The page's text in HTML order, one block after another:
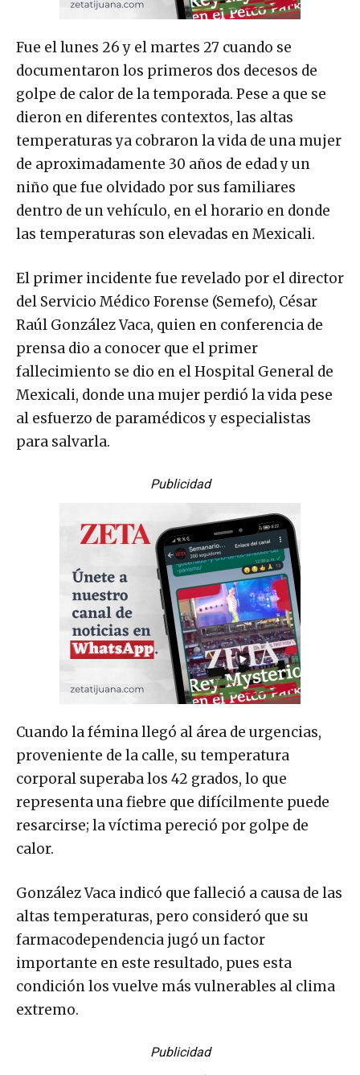
Fue el lunes 26 y el martes 27 cuando se
documentaron los primeros dos decesos de
golpe de calor de la temporada. Pese a que se
dieron en diferentes contextos, las altas
temperaturas ya cobraron la vida de una mujer
de aproximadamente 30 años de edad y un
niño que fue olvidado por sus familiares
dentro de un vehículo, en el horario en donde
las temperaturas son elevadas en Mexicali.
El primer incidente fue revelado por el director
del Servicio Médico Forense (Semefo), César
Raúl González Vaca, quien en conferencia de
prensa dio a conocer que el primer
fallecimiento se dio en el Hospital General de
Mexicali, donde una mujer perdió la vida pese
al esfuerzo de paramédicos y especialistas
para salvarla.
Publicidad
Cuando la fémina llegó al área de urgencias,
proveniente de la calle, su temperatura
corporal superaba los 42 grados, lo que
representa una fiebre que difícilmente puede
resarcirse; la víctima pereció por golpe de
calor.
González Vaca indicó que falleció a causa de las
altas temperaturas, pero consideró que su
farmacodependencia jugó un factor
importante en este resultado, pues esta
condición los vuelve más vulnerables al clima
extremo.
Publicidad